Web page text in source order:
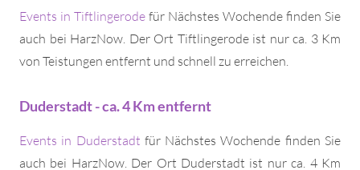
Events in Tiftlingerode für Nächstes Wochende finden Sie
auch bei HarzNow. Der Ort Tiftlingerode ist nur ca. 3 Km
von Teistungen entfernt und schnell zu erreichen.
Duderstadt - ca. 4 Km entfernt
Events in Duderstadt für Nächstes Wochende finden Sie
auch bei HarzNow. Der Ort Duderstadt ist nur ca. 4 Km